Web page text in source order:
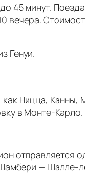
45 минут.
вечера.
Генуи.
Ницца, Канны,
в Монте-Карло.
отправляется
Шамбери —